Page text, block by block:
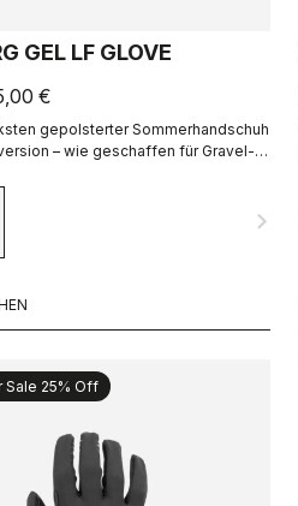
GEL LF GLOVE
€
gepolsterter Sommerhandschuh
– wie geschaffen für Gravel-,
navigate_next
Sale 25% Off